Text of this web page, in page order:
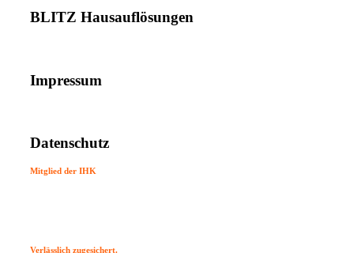
BLITZ Hausauflösungen
Impressum
Datenschutz
Mitglied der IHK
Verlässlich zugesichert.